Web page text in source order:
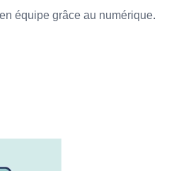
équipe grâce au numérique.